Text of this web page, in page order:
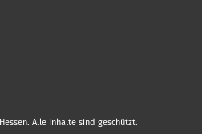
Alle Inhalte sind geschützt.